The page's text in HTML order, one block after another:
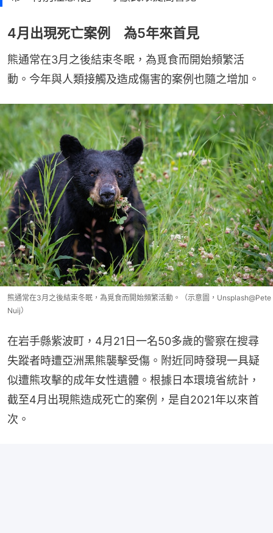
4月出現死亡案例 為5年來首見
熊通常在3月之後結束冬眠，為覓食而開始頻繁活
動。今年與人類接觸及造成傷害的案例也隨之增加。
熊通常在3月之後結束冬眠，為覓食而開始頻繁活動。（示意圖，Unsplash@Pete
Nuij）
在岩手縣紫波町，4月21日一名50多歲的警察在搜尋
失蹤者時遭亞洲黑熊襲擊受傷。附近同時發現一具疑
似遭熊攻擊的成年女性遺體。根據日本環境省統計，
截至4月出現熊造成死亡的案例，是自2021年以來首
次。